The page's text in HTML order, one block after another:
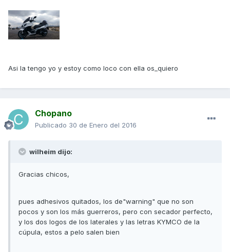
Asi la tengo yo y estoy como loco con ella os_quiero
Chopano
Publicado 30 de Enero del 2016
wilheim dijo:
Gracias chicos,
pues adhesivos quitados, los de"warning" que no son
pocos y son los más guerreros, pero con secador perfecto,
y los dos logos de los laterales y las letras KYMCO de la
cúpula, estos a pelo salen bien